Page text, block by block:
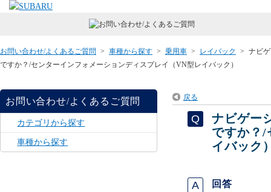
お問い合わせ/よくあるご質問 > 車種から探す > 乗用車 > レイバック > ナビ
ですか？/センターインフォメーションディスプレイ（VN型レイバック）
お問い合わせ/よくあるご質問
カテゴリから探す
車種から探す
戻る
ナビゲー
ですか？/
イバック
回答